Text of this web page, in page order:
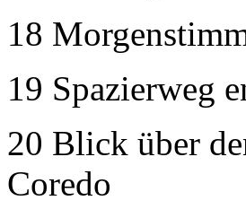
18
19 Spazierweg
20 Blick über
Coredo